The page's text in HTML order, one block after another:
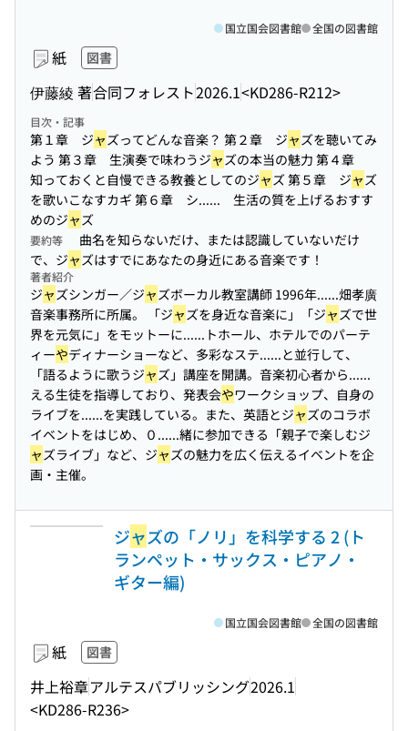
紙 図書
伊藤綾 著合同フォレスト2026.1<KD286-R212>
国立国会図書館 全国の図書館
目次・記事
第１章 ジャズってどんな音楽？ 第２章 ジャズを聴いてみ
よう 第３章 生演奏で味わうジャズの本当の魅力 第４章
知っておくと自慢できる教養としてのジャズ 第５章 ジャズ
を歌いこなすカギ 第６章 シ...... 生活の質を上げるおすす
めのジャズ
要約等
曲名を知らないだけ、または認識していないだけ
で、ジャズはすでにあなたの身近にある音楽です！
著者紹介
ジャズシンガー／ジャズボーカル教室講師 1996年......畑孝廣
音楽事務所に所属。 「ジャズを身近な音楽に」「ジャズで世
界を元気に」をモットーに......トホール、ホテルでのパーテ
ィーやディナーショーなど、多彩なステ......と並行して、
「語るように歌うジャズ」講座を開講。音楽初心者から......
える生徒を指導しており、発表会やワークショップ、自身の
ライブを......を実践している。また、英語とジャズのコラボ
イベントをはじめ、０......緒に参加できる「親子で楽しむジ
ャズライブ」など、ジャズの魅力を広く伝えるイベントを企
画・主催。
ジャズの「ノリ」を科学する 2 (ト
ランペット・サックス・ピアノ・
ギター編)
紙 図書
井上裕章アルテスパブリッシング2026.1
<KD286-R236>
国立国会図書館 全国の図書館